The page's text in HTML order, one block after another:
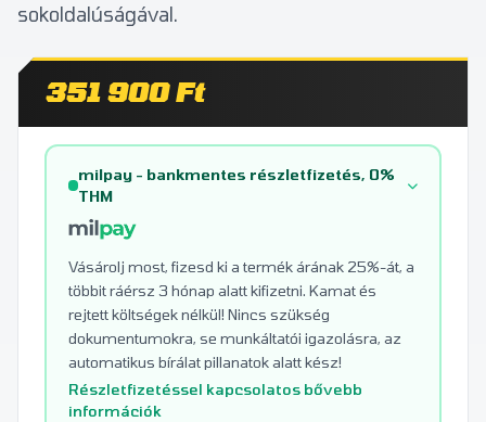
sokoldalúságával.
351 900 Ft
milpay - bankmentes részletfizetés, 0%
THM
Vásárolj most, fizesd ki a termék árának 25%-át, a
többit ráérsz 3 hónap alatt kifizetni. Kamat és
rejtett költségek nélkül! Nincs szükség
dokumentumokra, se munkáltatói igazolásra, az
automatikus bírálat pillanatok alatt kész!
Részletfizetéssel kapcsolatos bővebb
információk